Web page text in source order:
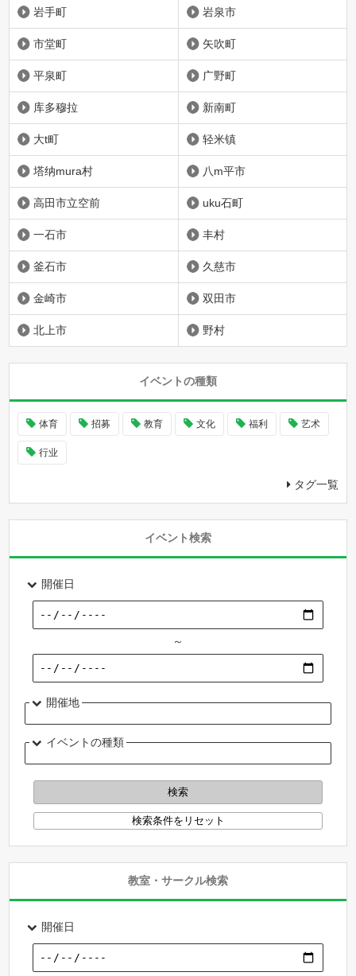
岩手町 岩泉市
市堂町 矢吹町
平泉町 广野町
库多穆拉 新南町
大t町 轻米镇
塔纳mura村 八m平市
高田市立空前 uku石町
一石市 丰村
釜石市 久慈市
金崎市 双田市
北上市 野村
イベントの種類
体育 招募 教育 文化 福利 艺术
行业
タグ一覧
イベント検索
開催日
～
開催地
イベントの種類
教室・サークル検索
開催日